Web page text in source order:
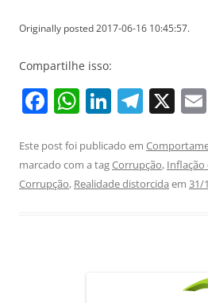
Originally posted 2017-06-16 10:45:57.
Compartilhe isso:
F
c
e
W
at
s
Li
k
e
T
e
gr
X
Este post foi publicado em
marcado com a tagCorrupção, Inflação
Corrupção, Realidade distorcida em 31/